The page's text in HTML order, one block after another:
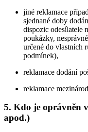
jiné reklamace
sjednané doby
dispozic odesílatele
poukázky,
určené do vlastních
podmínek),
reklamace dodání
reklamace
5. Kdo je oprávněn
apod.)